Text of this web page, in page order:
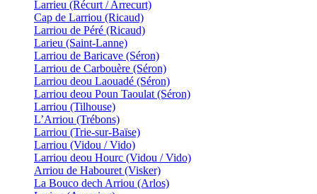
Larrieu (Récurt / Arrecurt)
Cap de Larriou (Ricaud)
Larriou de Péré (Ricaud)
Larieu (Saint-Lanne)
Larriou de Baricave (Séron)
Larriou de Carbouère (Séron)
Larriou deou Laouadé (Séron)
Larriou deou Poun Taoulat (Séron)
Larriou (Tilhouse)
L’Arriou (Trébons)
Larriou (Trie-sur-Baïse)
Larriou (Vidou / Vido)
Larriou deou Hourc (Vidou / Vido)
Arriou de Habouret (Visker)
La Bouco dech Arriou (Arlos)